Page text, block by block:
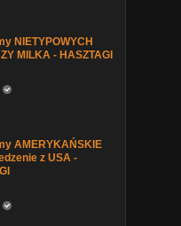
NIETYPOWYCH
MILKA - HASZTAGI
AMERYKAŃSKIE
z USA -